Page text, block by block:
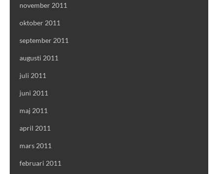
november 2011
oktober 2011
september 2011
augusti 2011
juli 2011
juni 2011
maj 2011
april 2011
mars 2011
februari 2011